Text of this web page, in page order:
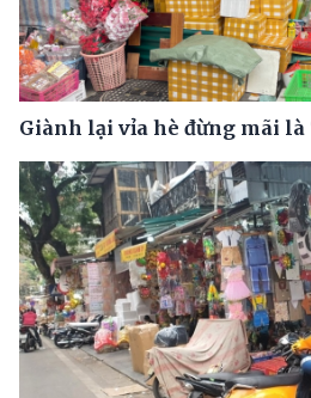
Giành lại vỉa hè đừng mãi là